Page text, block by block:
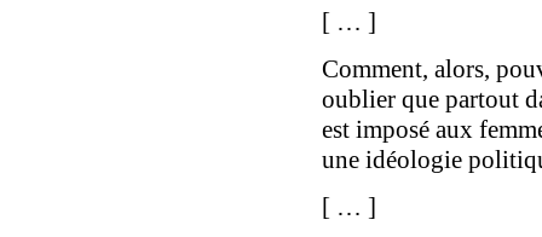
[ … ]
Comment, alors,
oublier que partout
est imposé aux
une idéologie
[ … ]